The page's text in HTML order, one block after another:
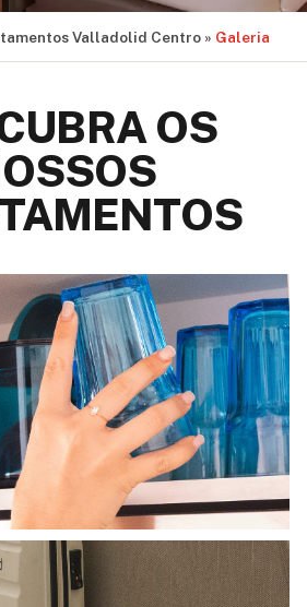
Valladolid Centro » Galeria
OS